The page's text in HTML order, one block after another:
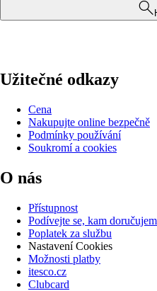
Užitečné odkazy
Cena
Nakupujte online bezpečně
Podmínky používání
Soukromí a cookies
O nás
Přístupnost
Podívejte se, kam
Poplatek za službu
Nastavení Cookies
Možnosti platby
itesco.cz
Clubcard